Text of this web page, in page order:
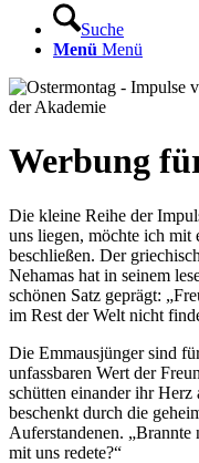
Suche
Menü Menü
Werbung
Die kleine Reihe der
uns liegen, möchte ich mit
beschließen. Der
Nehamas hat in seinem
schönen Satz geprägt:
im Rest der Welt nicht
Die Emmausjünger sind
unfassbaren Wert der
schütten einander ihr Herz
beschenkt durch die
Auferstandenen.
mit uns redete?“